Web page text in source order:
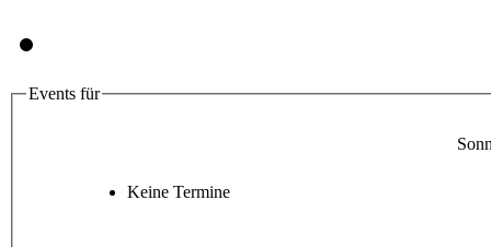
Events für
Keine Termine